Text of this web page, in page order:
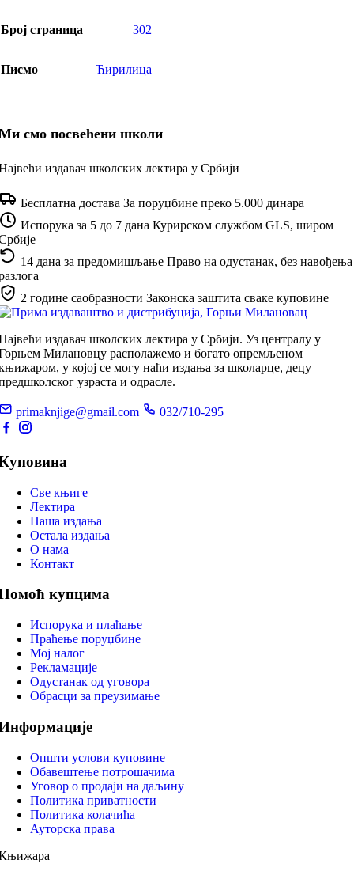
Број страница 302
Писмо Ћирилица
смо посвећени школи
издавач школских лектира у Србији
Бесплатна достава За поруџбине преко 5.000 динара
Испорука за 5 до 7 дана Курирском службом GLS, широм
14 дана за предомишљање Право на одустанак, без навођења
2 године саобразности Законска заштита сваке куповине
издавач школских лектира у Србији. Уз централу у
Милановцу располажемо и богато опремљеном
у којој се могу наћи издања за школарце, децу
узраста и одрасле.
primaknjige@gmail.com 032/710-295
Све књиге
Лектира
Наша издања
Остала издања
О нама
Контакт
купцима
Испорука и плаћање
Праћење поруџбине
Мој налог
Рекламације
Одустанак од уговора
Обрасци за преузимање
Општи услови куповине
Обавештење потрошачима
Уговор о продаји на даљину
Политика приватности
Политика колачића
Ауторска права